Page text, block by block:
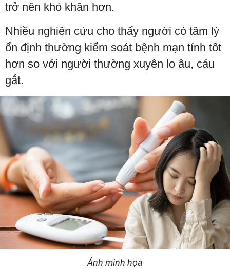
trở nên khó khăn hơn.
Nhiều nghiên cứu cho thấy người có tâm lý
ổn định thường kiểm soát bệnh mạn tính tốt
hơn so với người thường xuyên lo âu, cáu
gắt.
Ảnh minh họa